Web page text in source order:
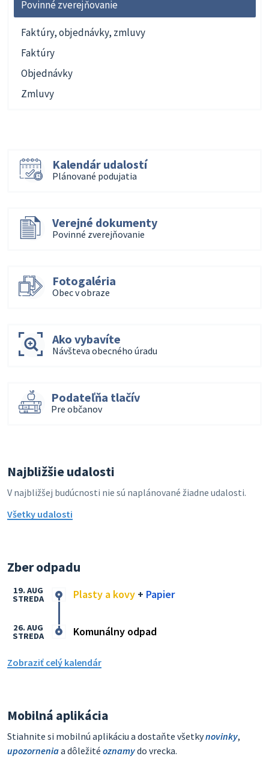
Povinné zverejňovanie
Faktúry, objednávky, zmluvy
Faktúry
Objednávky
Zmluvy
Kalendár udalostí
Plánované podujatia
Verejné dokumenty
Povinné zverejňovanie
Fotogaléria
Obec v obraze
Ako vybavíte
Návšteva obecného úradu
Podateľňa tlačív
Pre občanov
Najbližšie udalosti
V najbližšej budúcnosti nie sú naplánované žiadne udalosti.
Všetky udalosti
Zber odpadu
Plasty a kovy + Papier
19. AUG
STREDA
Komunálny odpad
26. AUG
STREDA
Zobraziť celý kalendár
Mobilná aplikácia
Stiahnite si mobilnú aplikáciu a dostaňte všetkynovinky,
upozorneniaa dôležité oznamydo vrecka.